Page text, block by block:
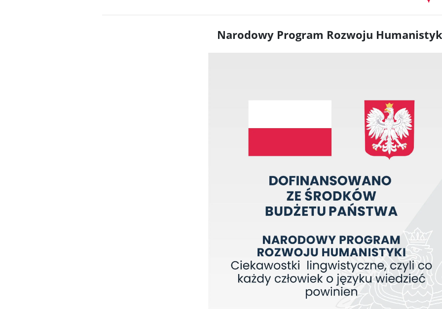
Narodowy Program Rozwoju